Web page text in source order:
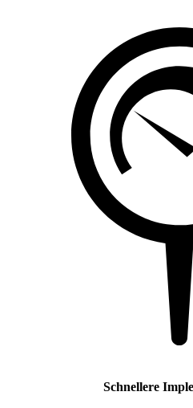
Schnellere